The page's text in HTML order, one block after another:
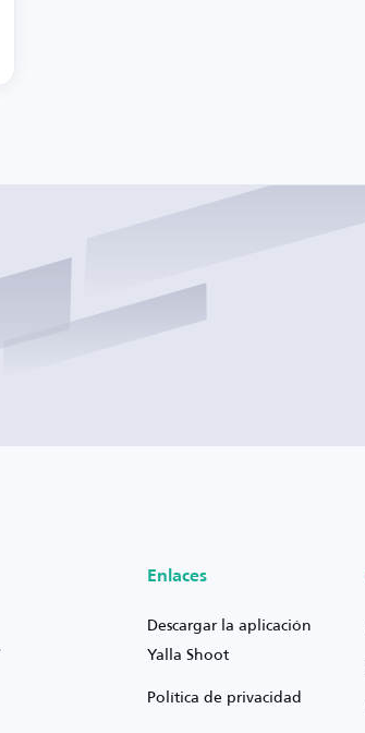
Enlaces
Descargar la aplicación
Yalla Shoot
Política de privacidad